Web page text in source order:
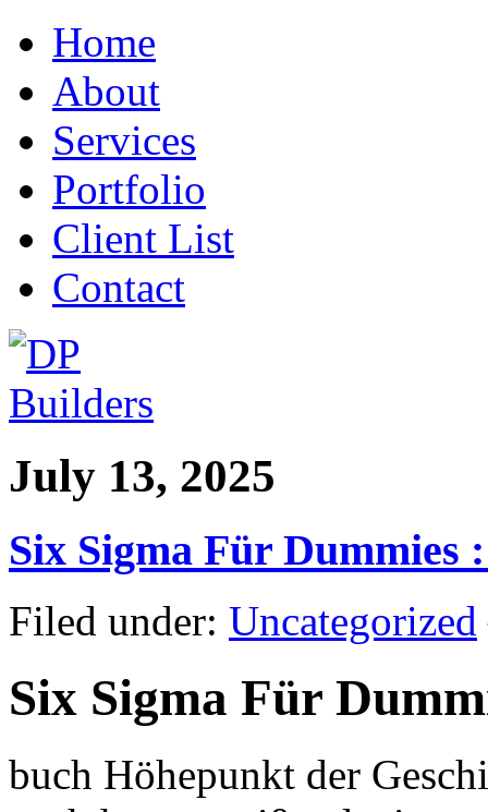
Home
About
Services
Portfolio
Client List
Contact
July 13, 2025
Six Sigma Für Dummies
Filed under: Uncategorized
Six Sigma Für
buch Höhepunkt der